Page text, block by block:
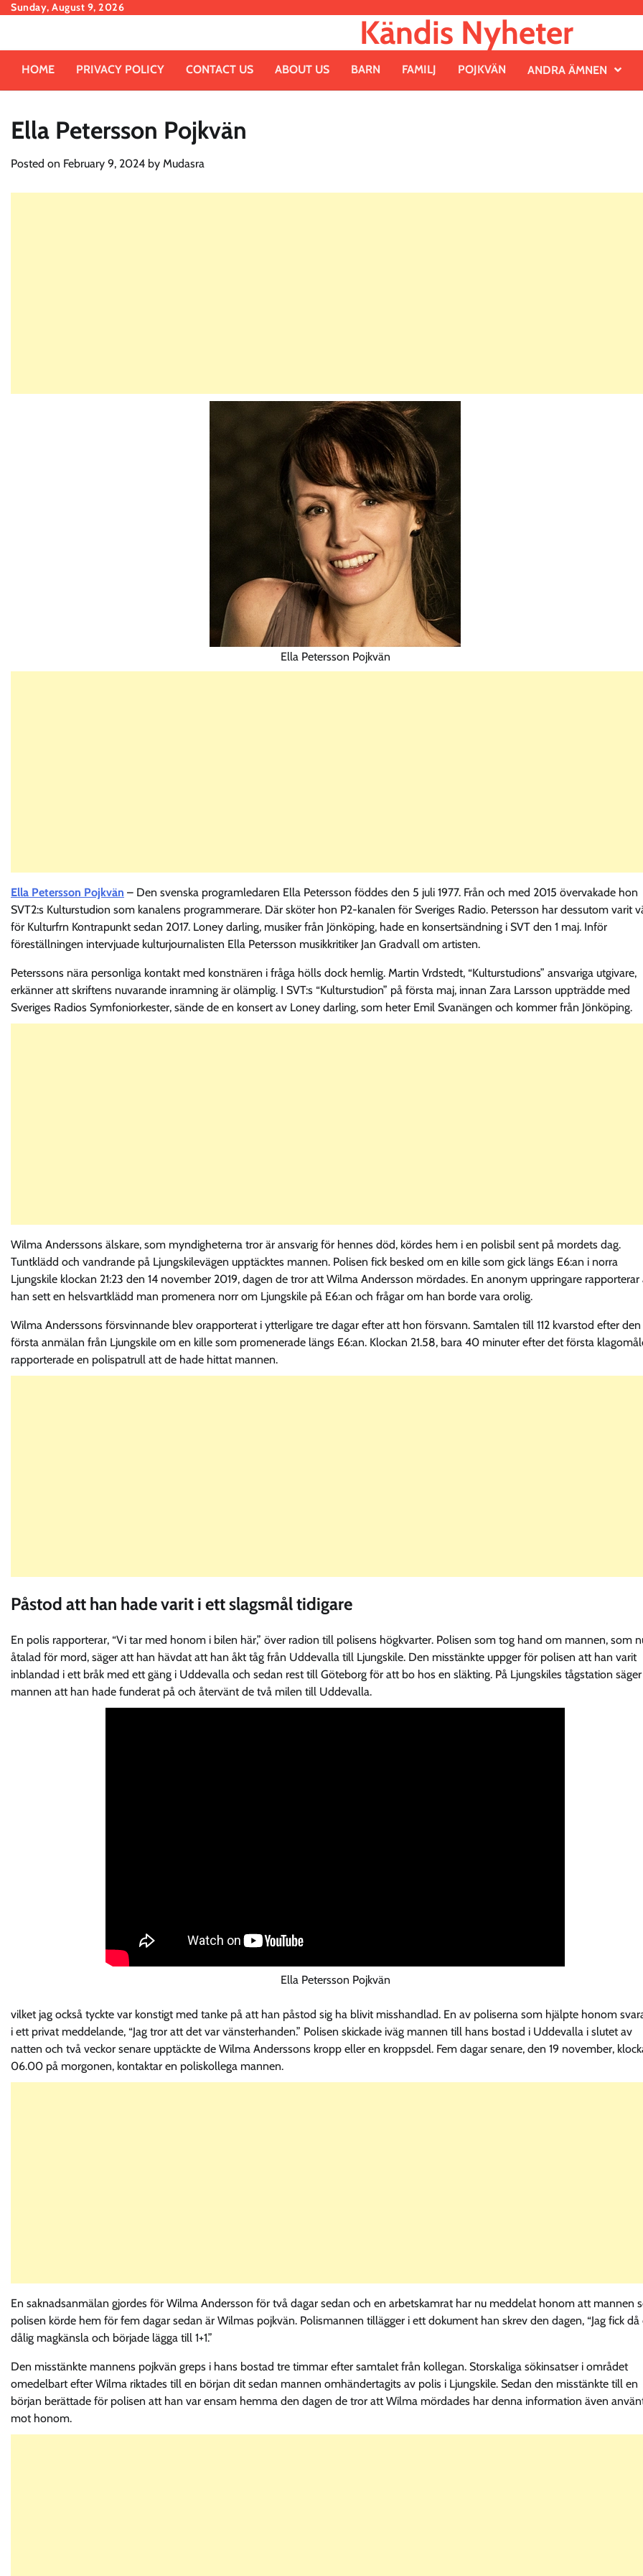
SkipSunday, August 9, 2026
Kändis Nyheter
HOME PRIVACY POLICY CONTACT US ABOUT US BARN FAMILJ POJKVÄN ANDRA ÄMNEN
Ella Petersson Pojkvän
Posted on February 9, 2024 by Mudasra
Ella Petersson Pojkvän
Ella Petersson Pojkvän – Den svenska programledaren Ella Petersson föddes den 5 juli 1977. Från och med 2015 övervakade hon
SVT2:s Kulturstudion som kanalens programmerare. Där sköter hon P2-kanalen för Sveriges Radio. Petersson har dessutom varit
för Kulturfrn Kontrapunkt sedan 2017. Loney darling, musiker från Jönköping, hade en konsertsändning i SVT den 1 maj. Inför
föreställningen intervjuade kulturjournalisten Ella Petersson musikkritiker Jan Gradvall om artisten.
Peterssons nära personliga kontakt med konstnären i fråga hölls dock hemlig. Martin Vrdstedt, “Kulturstudions” ansvariga utgivare,
erkänner att skriftens nuvarande inramning är olämplig. I SVT:s “Kulturstudion” på första maj, innan Zara Larsson uppträdde med
Sveriges Radios Symfoniorkester, sände de en konsert av Loney darling, som heter Emil Svanängen och kommer från Jönköping.
Wilma Anderssons älskare, som myndigheterna tror är ansvarig för hennes död, kördes hem i en polisbil sent på mordets dag.
Tuntklädd och vandrande på Ljungskilevägen upptäcktes mannen. Polisen fick besked om en kille som gick längs E6:an i norra
Ljungskile klockan 21:23 den 14 november 2019, dagen de tror att Wilma Andersson mördades. En anonym uppringare rapporterar
han sett en helsvartklädd man promenera norr om Ljungskile på E6:an och frågar om han borde vara orolig.
Wilma Anderssons försvinnande blev orapporterat i ytterligare tre dagar efter att hon försvann. Samtalen till 112 kvarstod efter den
första anmälan från Ljungskile om en kille som promenerade längs E6:an. Klockan 21.58, bara 40 minuter efter det första
rapporterade en polispatrull att de hade hittat mannen.
Påstod att han hade varit i ett slagsmål tidigare
En polis rapporterar, “Vi tar med honom i bilen här,” över radion till polisens högkvarter. Polisen som tog hand om mannen, som
åtalad för mord, säger att han hävdat att han åkt tåg från Uddevalla till Ljungskile. Den misstänkte uppger för polisen att han varit
inblandad i ett bråk med ett gäng i Uddevalla och sedan rest till Göteborg för att bo hos en släkting. På Ljungskiles tågstation säger
mannen att han hade funderat på och återvänt de två milen till Uddevalla.
Ella Petersson Pojkvän
vilket jag också tyckte var konstigt med tanke på att han påstod sig ha blivit misshandlad. En av poliserna som hjälpte honom
i ett privat meddelande, “Jag tror att det var vänsterhanden.” Polisen skickade iväg mannen till hans bostad i Uddevalla i slutet av
natten och två veckor senare upptäckte de Wilma Anderssons kropp eller en kroppsdel. Fem dagar senare, den 19 november,
06.00 på morgonen, kontaktar en poliskollega mannen.
En saknadsanmälan gjordes för Wilma Andersson för två dagar sedan och en arbetskamrat har nu meddelat honom att mannen
polisen körde hem för fem dagar sedan är Wilmas pojkvän. Polismannen tillägger i ett dokument han skrev den dagen, “Jag fick då
dålig magkänsla och började lägga till 1+1.”
Den misstänkte mannens pojkvän greps i hans bostad tre timmar efter samtalet från kollegan. Storskaliga sökinsatser i området
omedelbart efter Wilma riktades till en början dit sedan mannen omhändertagits av polis i Ljungskile. Sedan den misstänkte till en
början berättade för polisen att han var ensam hemma den dagen de tror att Wilma mördades har denna information även
mot honom.